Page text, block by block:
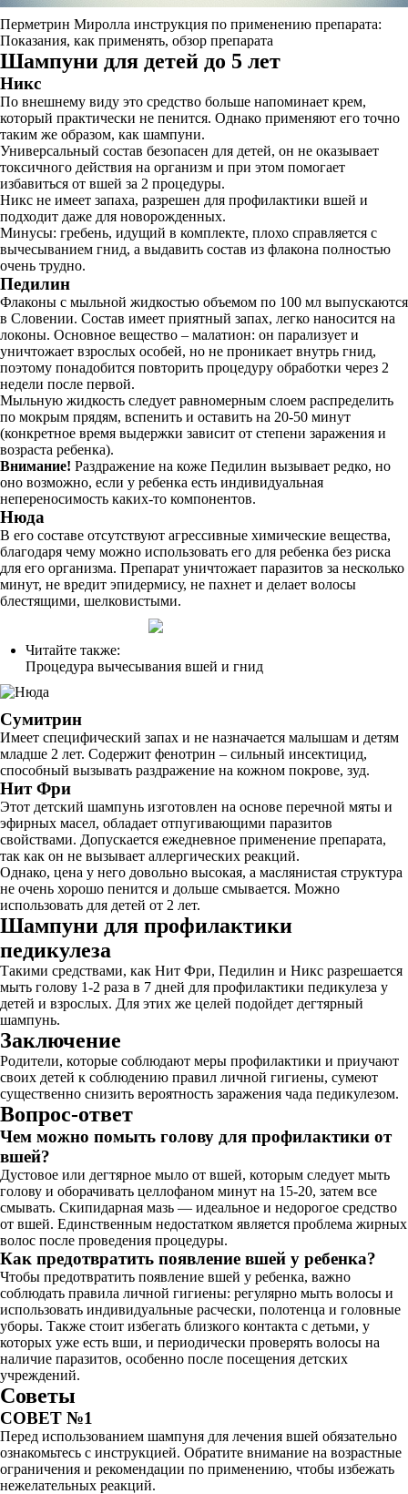
Перметрин Миролла инструкция по применению препарата:
Показания, как применять, обзор препарата
Шампуни для детей до 5 лет
Никс
По внешнему виду это средство больше напоминает крем,
который практически не пенится. Однако применяют его точно
таким же образом, как шампуни.
Универсальный состав безопасен для детей, он не оказывает
токсичного действия на организм и при этом помогает
избавиться от вшей за 2 процедуры.
Никс не имеет запаха, разрешен для профилактики вшей и
подходит даже для новорожденных.
Минусы: гребень, идущий в комплекте, плохо справляется с
вычесыванием гнид, а выдавить состав из флакона полностью
очень трудно.
Педилин
Флаконы с мыльной жидкостью объемом по 100 мл выпускаются
в Словении. Состав имеет приятный запах, легко наносится на
локоны. Основное вещество – малатион: он парализует и
уничтожает взрослых особей, но не проникает внутрь гнид,
поэтому понадобится повторить процедуру обработки через 2
недели после первой.
Мыльную жидкость следует равномерным слоем распределить
по мокрым прядям, вспенить и оставить на 20-50 минут
(конкретное время выдержки зависит от степени заражения и
возраста ребенка).
Внимание! Раздражение на коже Педилин вызывает редко, но
оно возможно, если у ребенка есть индивидуальная
непереносимость каких-то компонентов.
Нюда
В его составе отсутствуют агрессивные химические вещества,
благодаря чему можно использовать его для ребенка без риска
для его организма. Препарат уничтожает паразитов за несколько
минут, не вредит эпидермису, не пахнет и делает волосы
блестящими, шелковистыми.
Читайте также:
Процедура вычесывания вшей и гнид
Сумитрин
Имеет специфический запах и не назначается малышам и детям
младше 2 лет. Содержит фенотрин – сильный инсектицид,
способный вызывать раздражение на кожном покрове, зуд.
Нит Фри
Этот детский шампунь изготовлен на основе перечной мяты и
эфирных масел, обладает отпугивающими паразитов
свойствами. Допускается ежедневное применение препарата,
так как он не вызывает аллергических реакций.
Однако, цена у него довольно высокая, а маслянистая структура
не очень хорошо пенится и дольше смывается. Можно
использовать для детей от 2 лет.
Шампуни для профилактики
педикулеза
Такими средствами, как Нит Фри, Педилин и Никс разрешается
мыть голову 1-2 раза в 7 дней для профилактики педикулеза у
детей и взрослых. Для этих же целей подойдет дегтярный
шампунь.
Заключение
Родители, которые соблюдают меры профилактики и приучают
своих детей к соблюдению правил личной гигиены, сумеют
существенно снизить вероятность заражения чада педикулезом.
Вопрос-ответ
Чем можно помыть голову для профилактики от
вшей?
Дустовое или дегтярное мыло от вшей, которым следует мыть
голову и оборачивать целлофаном минут на 15-20, затем все
смывать. Скипидарная мазь — идеальное и недорогое средство
от вшей. Единственным недостатком является проблема жирных
волос после проведения процедуры.
Как предотвратить появление вшей у ребенка?
Чтобы предотвратить появление вшей у ребенка, важно
соблюдать правила личной гигиены: регулярно мыть волосы и
использовать индивидуальные расчески, полотенца и головные
уборы. Также стоит избегать близкого контакта с детьми, у
которых уже есть вши, и периодически проверять волосы на
наличие паразитов, особенно после посещения детских
учреждений.
Советы
СОВЕТ №1
Перед использованием шампуня для лечения вшей обязательно
ознакомьтесь с инструкцией. Обратите внимание на возрастные
ограничения и рекомендации по применению, чтобы избежать
нежелательных реакций.